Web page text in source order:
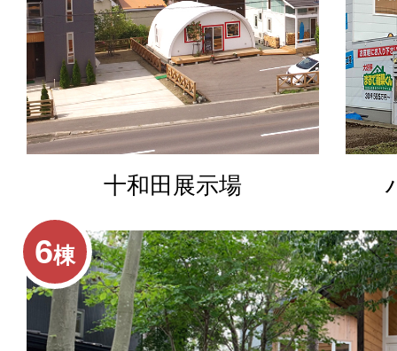
十和田展示場
6棟